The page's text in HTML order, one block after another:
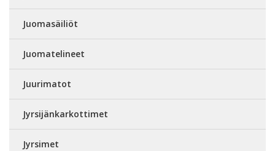
Juomasäiliöt
Juomatelineet
Juurimatot
Jyrsijänkarkottimet
Jyrsimet